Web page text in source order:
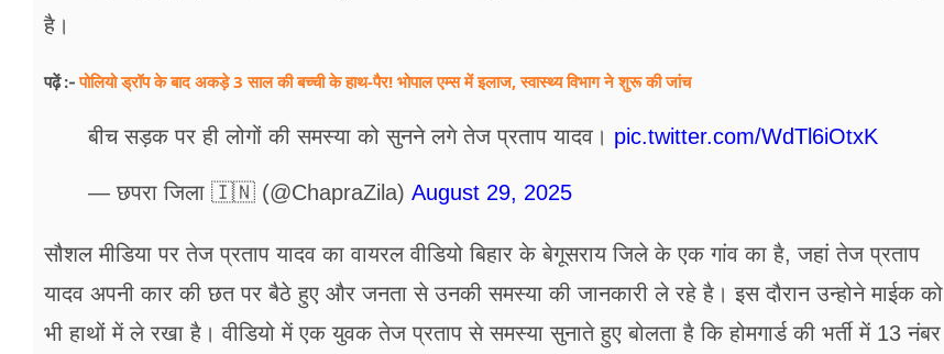
है।
पढ़ें :-पोलियो ड्रॉप के बाद अकड़े 3 साल की बच्ची के हाथ-पैर! भोपाल एम्स में इलाज, स्वास्थ्य विभाग ने शुरू की जांच
बीच सड़क पर ही लोगों की समस्या को सुनने लगे तेज प्रताप यादव। pic.twitter.com/WdTl6iOtxK
— छपरा जिला 🇮🇳 (@ChapraZila) August 29, 2025
सौशल मीडिया पर तेज प्रताप यादव का वायरल वीडियो बिहार के बेगूसराय जिले के एक गांव का है, जहां तेज प्रताप
यादव अपनी कार की छत पर बैठे हुए और जनता से उनकी समस्या की जानकारी ले रहे है। इस दौरान उन्होने माईक को
भी हाथों में ले रखा है। वीडियो में एक युवक तेज प्रताप से समस्या सुनाते हुए बोलता है कि होमगार्ड की भर्ती में 13 नंबर